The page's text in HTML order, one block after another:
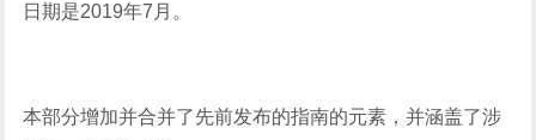
日期是2019年7月。
本部分增加并合并了先前发布的指南的元素，并涵盖了涉